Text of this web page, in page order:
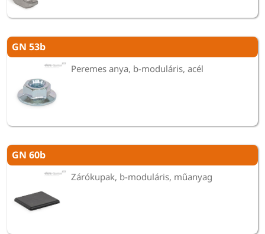
GN 53b
Peremes anya, b-moduláris, acél
GN 60b
Zárókupak, b-moduláris, műanyag